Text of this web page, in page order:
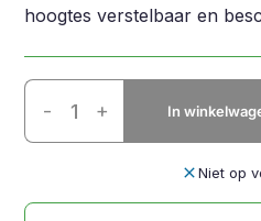
hoogtes verstelbaar en
Crystal
Monitorstandaard
(ErgoSupply)
- + In
closeNiet op